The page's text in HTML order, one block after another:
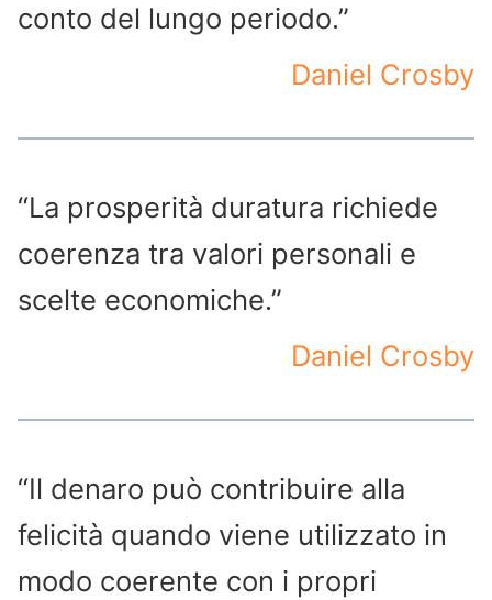
conto del lungo periodo.”
Daniel Crosby
“La prosperità duratura richiede
coerenza tra valori personali e
scelte economiche.”
Daniel Crosby
“Il denaro può contribuire alla
felicità quando viene utilizzato in
modo coerente con i propri